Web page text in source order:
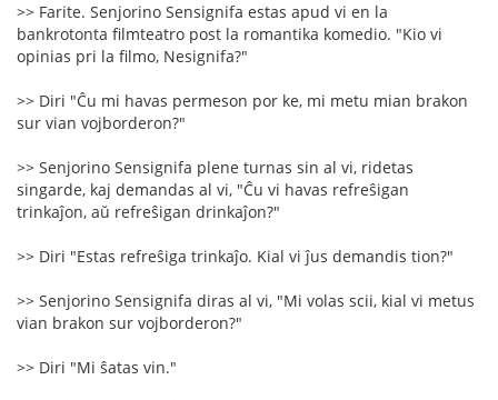
>> Farite. Senjorino Sensignifa estas apud vi en la
bankrotonta filmteatro post la romantika komedio. "Kio vi
opinias pri la filmo, Nesignifa?"
>> Diri "Ĉu mi havas permeson por ke, mi metu mian brakon
sur vian vojborderon?"
>> Senjorino Sensignifa plene turnas sin al vi, ridetas
singarde, kaj demandas al vi, "Ĉu vi havas refreŝigan
trinkaĵon, aŭ refreŝigan drinkaĵon?"
>> Diri "Estas refreŝiga trinkaĵo. Kial vi ĵus demandis tion?"
>> Senjorino Sensignifa diras al vi, "Mi volas scii, kial vi metus
vian brakon sur vojborderon?"
>> Diri "Mi ŝatas vin."